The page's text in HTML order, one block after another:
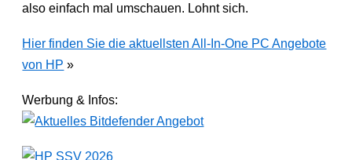
also einfach mal umschauen. Lohnt sich.
Hier finden Sie die aktuellsten All-In-One PC Angebote
von HP »
Werbung & Infos: